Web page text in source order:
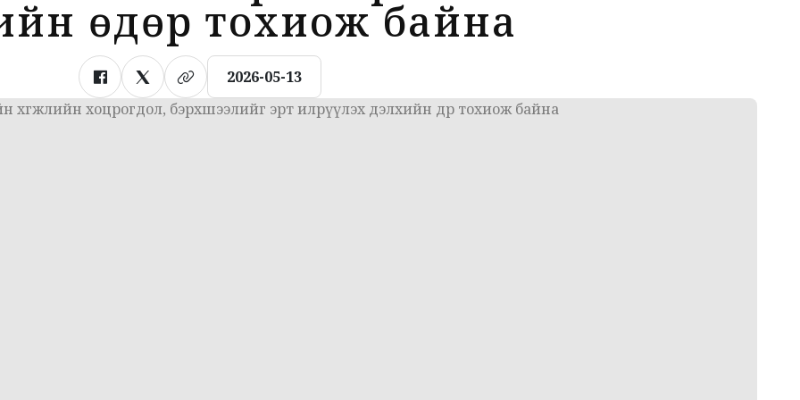
өдөр тохиож байна
2026-05-13